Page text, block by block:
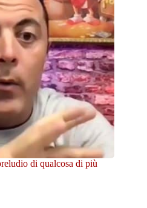
di qualcosa di più